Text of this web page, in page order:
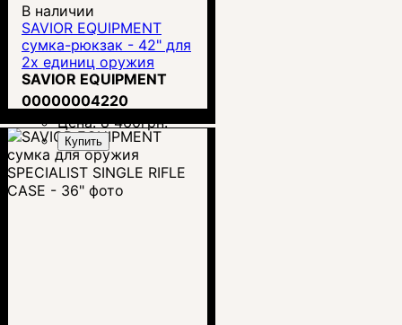
В наличии
SAVIOR EQUIPMENT
сумка-рюкзак - 42" для
2х единиц оружия
SPECIALIST DOUBLE
RIFLE CASE
SAVIOR EQUIPMENT
00000004220
Цена:8 460грн.
Купить